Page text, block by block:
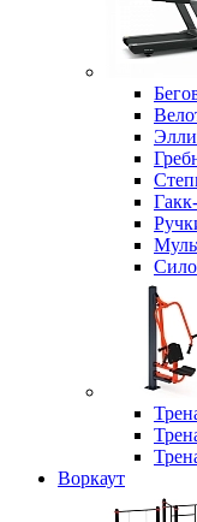
Воркаут